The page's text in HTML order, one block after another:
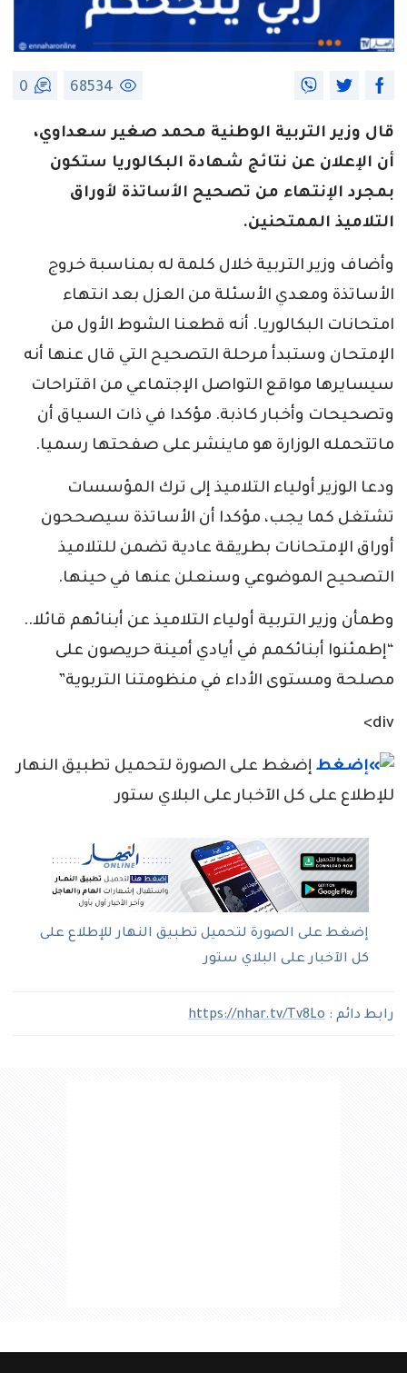
68534
0
قال وزير التربية الوطنية محمد صغير سعداوي،
أن الإعلان عن نتائج شهادة البكالوريا ستكون
بمجرد الإنتهاء من تصحيح الأساتذة لأوراق
التلاميذ الممتحنين.
وأضاف وزير التربية خلال كلمة له بمناسبة خروج
الأساتذة ومعدي الأسئلة من العزل بعد انتهاء
امتحانات البكالوريا. أنه قطعنا الشوط الأول من
الإمتحان وستبدأ مرحلة التصحيح التي قال عنها أنه
سيسايرها مواقع التواصل الإجتماعي من اقتراحات
وتصحيحات وأخبار كاذبة. مؤكدا في ذات السياق أن
ماتتحمله الوزارة هو ماينشر على صفحتها رسميا.
ودعا الوزير أولياء التلاميذ إلى ترك المؤسسات
تشتغل كما يجب، مؤكدا أن الأساتذة سيصححون
أوراق الإمتحانات بطريقة عادية تضمن للتلاميذ
التصحيح الموضوعي وسنعلن عنها في حينها.
وطمأن وزير التربية أولياء التلاميذ عن أبنائهم قائلا..
“إطمئنوا أبنائكمم في أيادي أمينة حريصون على
مصلحة ومستوى الأداء في منظومتنا التربوية”
div>
إضغط على الصورة لتحميل تطبيق النهار
للإطلاع على كل الآخبار على البلاي ستور
إضغط على الصورة لتحميل تطبيق النهار للإطلاع على
كل الآخبار على البلاي ستور
رابط دائم : https://nhar.tv/Tv8Lo